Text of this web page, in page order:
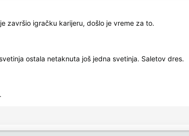
završio igračku karijeru, došlo je vreme za to.
ostala netaknuta još jedna svetinja. Saletov dres.